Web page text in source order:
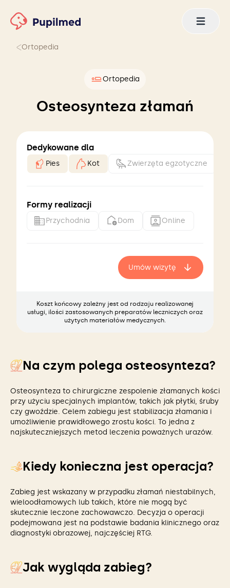
Ortopedia
Ortopedia
Osteosynteza złamań
Dedykowane dla
Pies Kot Zwierzęta egzotyczne
Formy realizacji
Przychodnia Dom Online
Umów wizytę
Koszt końcowy zależny jest od rodzaju realizowanej
usługi, ilości zastosowanych preparatów leczniczych oraz
użytych materiałów medycznych.
Na czym polega osteosynteza?
Osteosynteza to chirurgiczne zespolenie złamanych kości
przy użyciu specjalnych implantów, takich jak płytki, śruby
czy gwoździe. Celem zabiegu jest stabilizacja złamania i
umożliwienie prawidłowego zrostu kości. To jedna z
najskuteczniejszych metod leczenia poważnych urazów.
Kiedy konieczna jest operacja?
Zabieg jest wskazany w przypadku złamań niestabilnych,
wieloodłamowych lub takich, które nie mogą być
skutecznie leczone zachowawczo. Decyzja o operacji
podejmowana jest na podstawie badania klinicznego oraz
diagnostyki obrazowej, najczęściej RTG.
Jak wygląda zabieg?